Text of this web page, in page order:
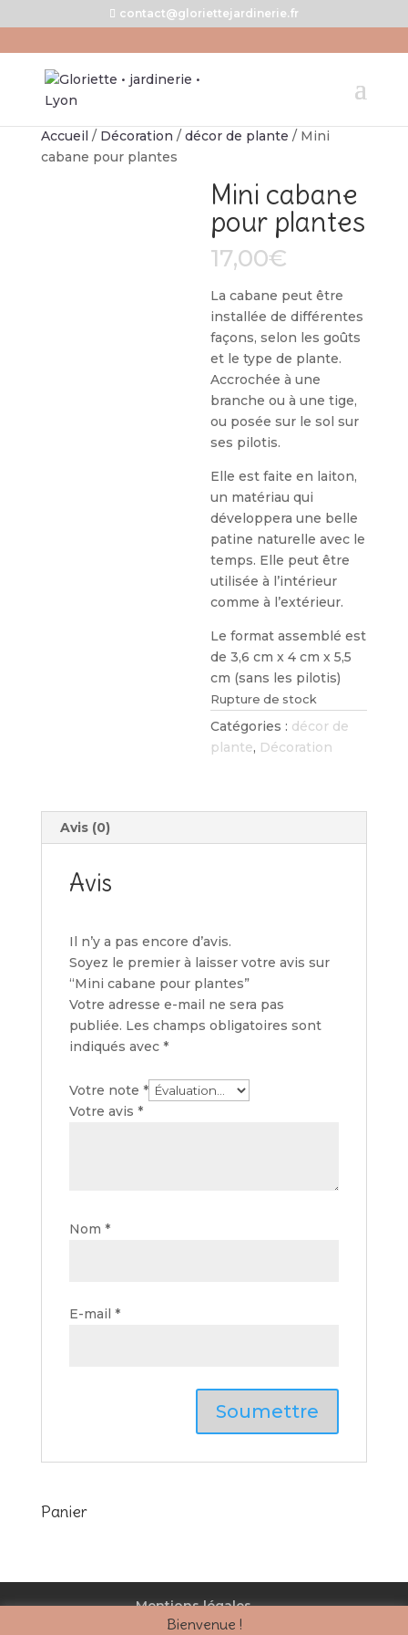
contact@gloriettejardinerie.fr
Accueil / Décoration / décor de plante / Mini
cabane pour plantes
Mini cabane
pour plantes
17,00€
La cabane peut être
installée de différentes
façons, selon les goûts
et le type de plante.
Accrochée à une
branche ou à une tige,
ou posée sur le sol sur
ses pilotis.
Elle est faite en laiton,
un matériau qui
développera une belle
patine naturelle avec le
temps. Elle peut être
utilisée à l’intérieur
comme à l’extérieur.
Le format assemblé est
de 3,6 cm x 4 cm x 5,5
cm (sans les pilotis)
Rupture de stock
Catégories : décor de
plante, Décoration
Avis (0)
Avis
Il n’y a pas encore d’avis.
Soyez le premier à laisser votre avis sur
“Mini cabane pour plantes”
Votre adresse e-mail ne sera pas
publiée. Les champs obligatoires sont
indiqués avec *
Votre note *
Votre avis *
Nom *
E-mail *
Panier
Mentions légales
Politique de confidentialité
Bienvenue !